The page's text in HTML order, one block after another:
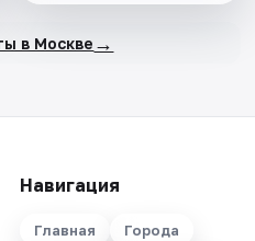
в Москве →
Навигация
Главная Города